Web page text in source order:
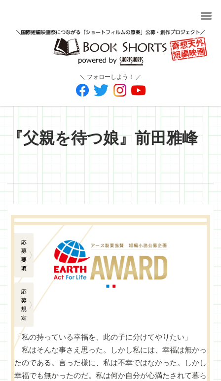
＼ フォローしよう！ ／
『父親を待つ娘』前田雅峰
応募要項
応募規定
「私の持っている幸福を、此の子に分けてやりたい」
私はそんな事さえ思った。しかし私には、幸福は無かっ
たのである。言った様に、私は不幸ではなかった。しかし
幸福でも無かったのだ。私は何か自分が心満たされて暮ら